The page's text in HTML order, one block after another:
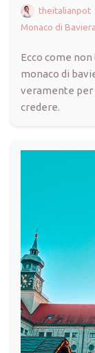
theitalianpot
Monaco di
Ecco come
monaco di
veramente per
credere.